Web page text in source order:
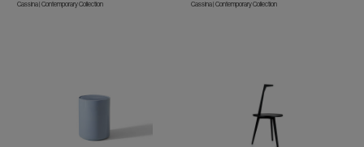
Cassina | Contemporary Collection
Cassina | Contemporary Collection